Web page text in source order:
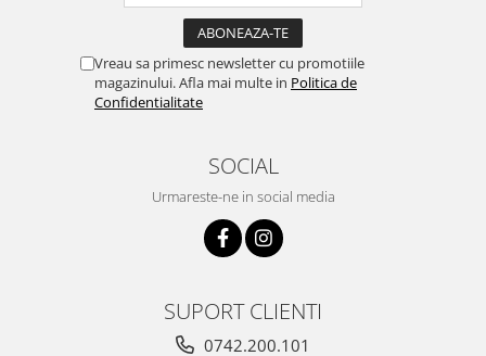
Vreau sa primesc newsletter cu promotiile
magazinului. Afla mai multe in Politica de
Confidentialitate
SOCIAL
Urmareste-ne in social media
SUPORT CLIENTI
0742.200.101